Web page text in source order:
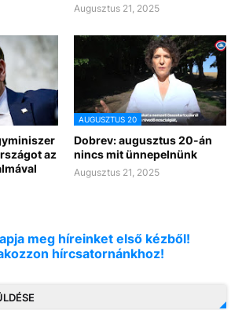
Augusztus 21, 2025
az
AUGUSZTUS 20
Dobrev: augusztus 20-án
nincs mit ünnepelnünk
Augusztus 21, 2025
meg híreinket első kézből!
hírcsatornánkhoz!